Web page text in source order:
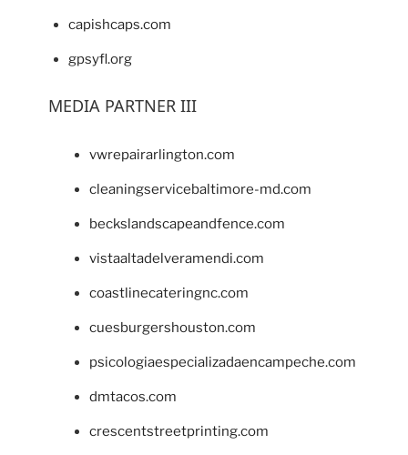
capishcaps.com
gpsyfl.org
MEDIA PARTNER III
vwrepairarlington.com
cleaningservicebaltimore-md.com
beckslandscapeandfence.com
vistaaltadelveramendi.com
coastlinecateringnc.com
cuesburgershouston.com
psicologiaespecializadaencampeche.com
dmtacos.com
crescentstreetprinting.com